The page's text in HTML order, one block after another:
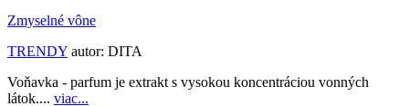
Zmyselné vône
TRENDY autor: DITA
Voňavka - parfum je extrakt s vysokou koncentráciou vonných
látok.... viac...